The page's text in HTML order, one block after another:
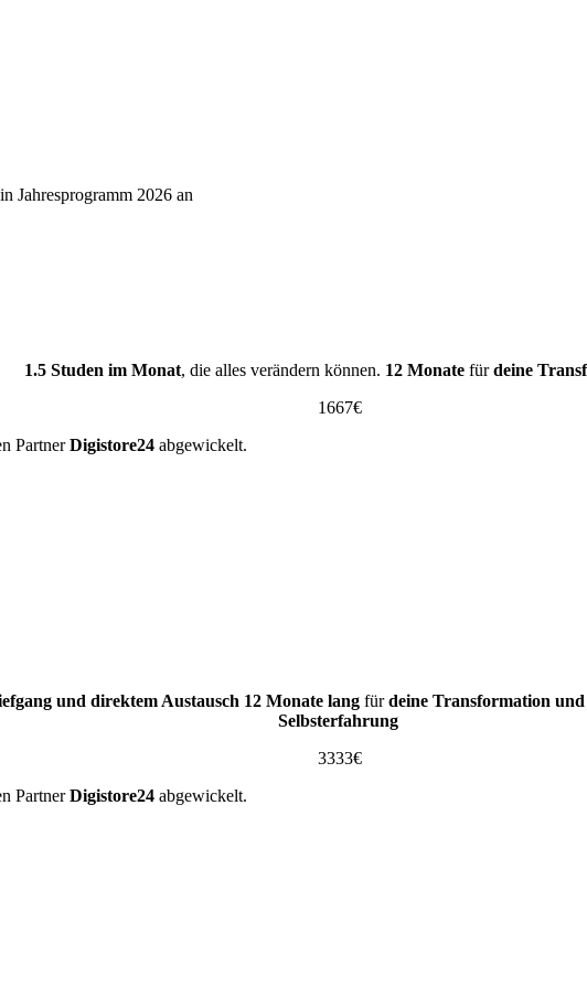
Jahresprogramm 2026 an
1.5 Studen im Monat, die alles verändern können. 12 Monate fürdeine
1667€
PartnerDigistore24 abgewickelt.
und direktem Austausch 12 Monate langfürdeine Transformation
Selbsterfahrung
3333€
PartnerDigistore24 abgewickelt.